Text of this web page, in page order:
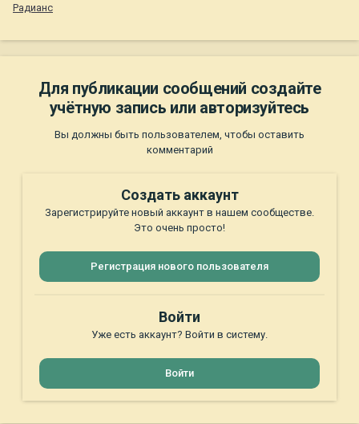
Радианс
Для публикации сообщений создайте
учётную запись или авторизуйтесь
Вы должны быть пользователем, чтобы оставить
комментарий
Создать аккаунт
Зарегистрируйте новый аккаунт в нашем сообществе.
Это очень просто!
Регистрация нового пользователя
Войти
Уже есть аккаунт? Войти в систему.
Войти